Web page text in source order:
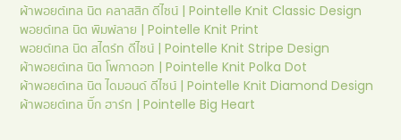
ผ้าพอยต์เทล นิต คลาสสิก ดีไซน์ | Pointelle Knit Classic Design
พอยต์เทล นิต พิมพ์ลาย | Pointelle Knit Print
พอยต์เทล นิต สไตร์ท ดีไซน์ | Pointelle Knit Stripe Design
ผ้าพอยต์เทล นิต โพกาดอท | Pointelle Knit Polka Dot
ผ้าพอยต์เทล นิต ไดมอนด์ ดีไซน์ | Pointelle Knit Diamond Design
ผ้าพอยต์เทล บิ๊ก ฮาร์ท | Pointelle Big Heart